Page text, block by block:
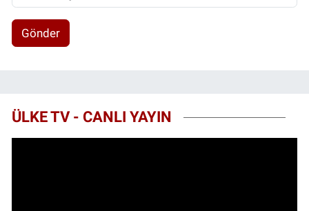
Gönder
ÜLKE TV - CANLI YAYIN